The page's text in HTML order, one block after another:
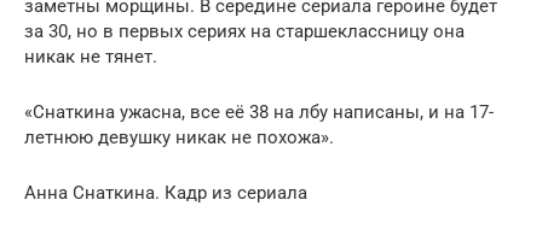
заметны морщины. В середине сериала героине будет
за 30, но в первых сериях на старшеклассницу она
никак не тянет.
«Снаткина ужасна, все её 38 на лбу написаны, и на 17-
летнюю девушку никак не похожа».
Анна Снаткина. Кадр из сериала